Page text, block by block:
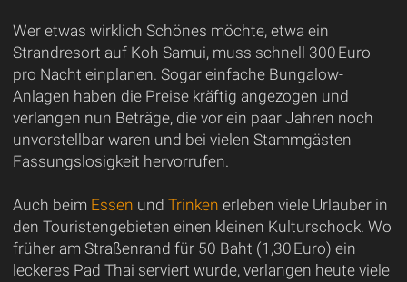
Wer etwas wirklich Schönes möchte, etwa ein
Strandresort auf Koh Samui, muss schnell 300 Euro
pro Nacht einplanen. Sogar einfache Bungalow-
Anlagen haben die Preise kräftig angezogen und
verlangen nun Beträge, die vor ein paar Jahren noch
unvorstellbar waren und bei vielen Stammgästen
Fassungslosigkeit hervorrufen.
Auch beim Essen und Trinken erleben viele Urlauber in
den Touristengebieten einen kleinen Kulturschock. Wo
früher am Straßenrand für 50 Baht (1,30 Euro) ein
leckeres Pad Thai serviert wurde, verlangen heute viele